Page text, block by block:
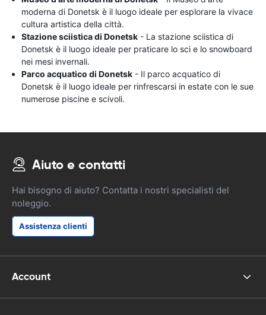
moderna di Donetsk è il luogo ideale per esplorare la vivace
cultura artistica della città.
Stazione sciistica di Donetsk - La stazione sciistica di
Donetsk è il luogo ideale per praticare lo sci e lo snowboard
nei mesi invernali.
Parco acquatico di Donetsk - Il parco acquatico di
Donetsk è il luogo ideale per rinfrescarsi in estate con le sue
numerose piscine e scivoli.
Aiuto e contatti
Hai bisogno di aiuto? Contatta i nostri specialisti del
noleggio.
Assistenza clienti
Account